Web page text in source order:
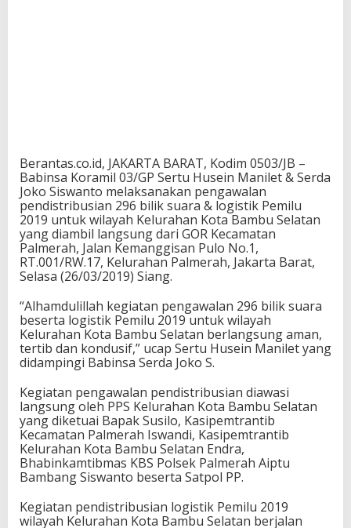
Berantas.co.id, JAKARTA BARAT, Kodim 0503/JB –
Babinsa Koramil 03/GP Sertu Husein Manilet & Serda
Joko Siswanto melaksanakan pengawalan
pendistribusian 296 bilik suara & logistik Pemilu
2019 untuk wilayah Kelurahan Kota Bambu Selatan
yang diambil langsung dari GOR Kecamatan
Palmerah, Jalan Kemanggisan Pulo No.1,
RT.001/RW.17, Kelurahan Palmerah, Jakarta Barat,
Selasa (26/03/2019) Siang.
“Alhamdulillah kegiatan pengawalan 296 bilik suara
beserta logistik Pemilu 2019 untuk wilayah
Kelurahan Kota Bambu Selatan berlangsung aman,
tertib dan kondusif,” ucap Sertu Husein Manilet yang
didampingi Babinsa Serda Joko S.
Kegiatan pengawalan pendistribusian diawasi
langsung oleh PPS Kelurahan Kota Bambu Selatan
yang diketuai Bapak Susilo, Kasipemtrantib
Kecamatan Palmerah Iswandi, Kasipemtrantib
Kelurahan Kota Bambu Selatan Endra,
Bhabinkamtibmas KBS Polsek Palmerah Aiptu
Bambang Siswanto beserta Satpol PP.
Kegiatan pendistribusian logistik Pemilu 2019
wilayah Kelurahan Kota Bambu Selatan berjalan